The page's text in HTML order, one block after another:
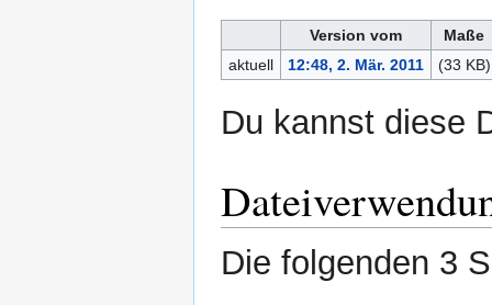
Version vom
Maße
aktuell
12:48, 2. Mär. 2011 (33 KB)
Du kannst diese
Die folgenden 3